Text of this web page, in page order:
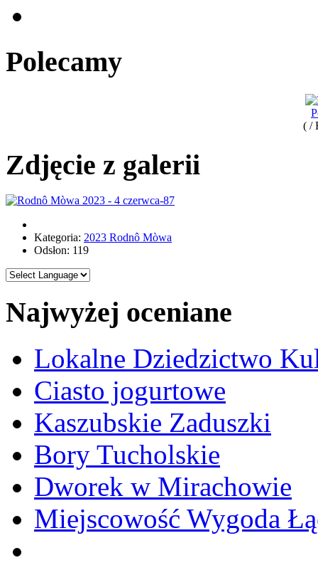
Polecamy
( /
Zdjęcie z galerii
Kategoria: 2023 Rodnô Mòwa
Odsłon: 119
Najwyżej oceniane
Lokalne Dziedzictwo
Ciasto jogurtowe
Kaszubskie Zaduszki
Bory Tucholskie
Dworek w Mirachowie
Miejscowość Wygoda